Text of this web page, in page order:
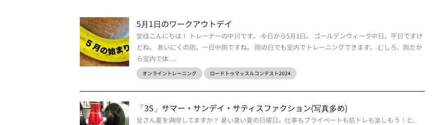
5月1日のワークアウトデイ
皆様こんにちは！ トレーナーの中川です。 今日から5月1日。 ゴールデンウィーク中日。平日ですけ
どね。 あいにくの雨。一日中雨ですね。 雨の日でも室内でトレーニングできます。 むしろ、雨だか
ら室内で体 ...
オンライントレーニング ロードトゥマッスルコンテスト2024
「3S」サマー・サンデイ・サティスファクション(写真多め)
皆さん夏を満喫してますか？ 暑い暑い夏の日曜日。仕事もプライベートも筋トレも楽しもう！と、